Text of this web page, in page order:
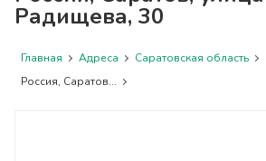
Радищева, 30
Главная Адреса Саратовская область
Россия, Саратов...